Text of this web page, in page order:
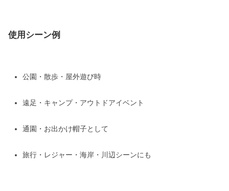
使用シーン例
公園・散歩・屋外遊び時
遠足・キャンプ・アウトドアイベント
通園・お出かけ帽子として
旅行・レジャー・海岸・川辺シーンにも